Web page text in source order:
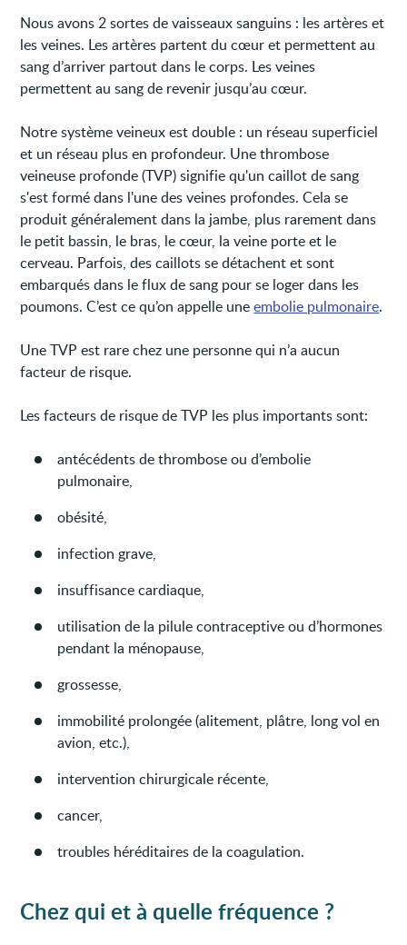
Nous avons 2 sortes de vaisseaux sanguins : les artères et
les veines. Les artères partent du cœur et permettent au
sang d’arriver partout dans le corps. Les veines
permettent au sang de revenir jusqu’au cœur.
Notre système veineux est double : un réseau superficiel
et un réseau plus en profondeur. Une thrombose
veineuse profonde (TVP) signifie qu'un caillot de sang
s'est formé dans l'une des veines profondes. Cela se
produit généralement dans la jambe, plus rarement dans
le petit bassin, le bras, le cœur, la veine porte et le
cerveau. Parfois, des caillots se détachent et sont
embarqués dans le flux de sang pour se loger dans les
poumons. C’est ce qu’on appelle uneembolie pulmonaire.
Une TVP est rare chez une personne qui n’a aucun
facteur de risque.
Les facteurs de risque de TVP les plus importants sont:
antécédents de thrombose ou d’embolie
pulmonaire,
obésité,
infection grave,
insuffisance cardiaque,
utilisation de la pilule contraceptive ou d’hormones
pendant la ménopause,
grossesse,
immobilité prolongée (alitement, plâtre, long vol en
avion, etc.),
intervention chirurgicale récente,
cancer,
troubles héréditaires de la coagulation.
Chez qui et à quelle fréquence ?